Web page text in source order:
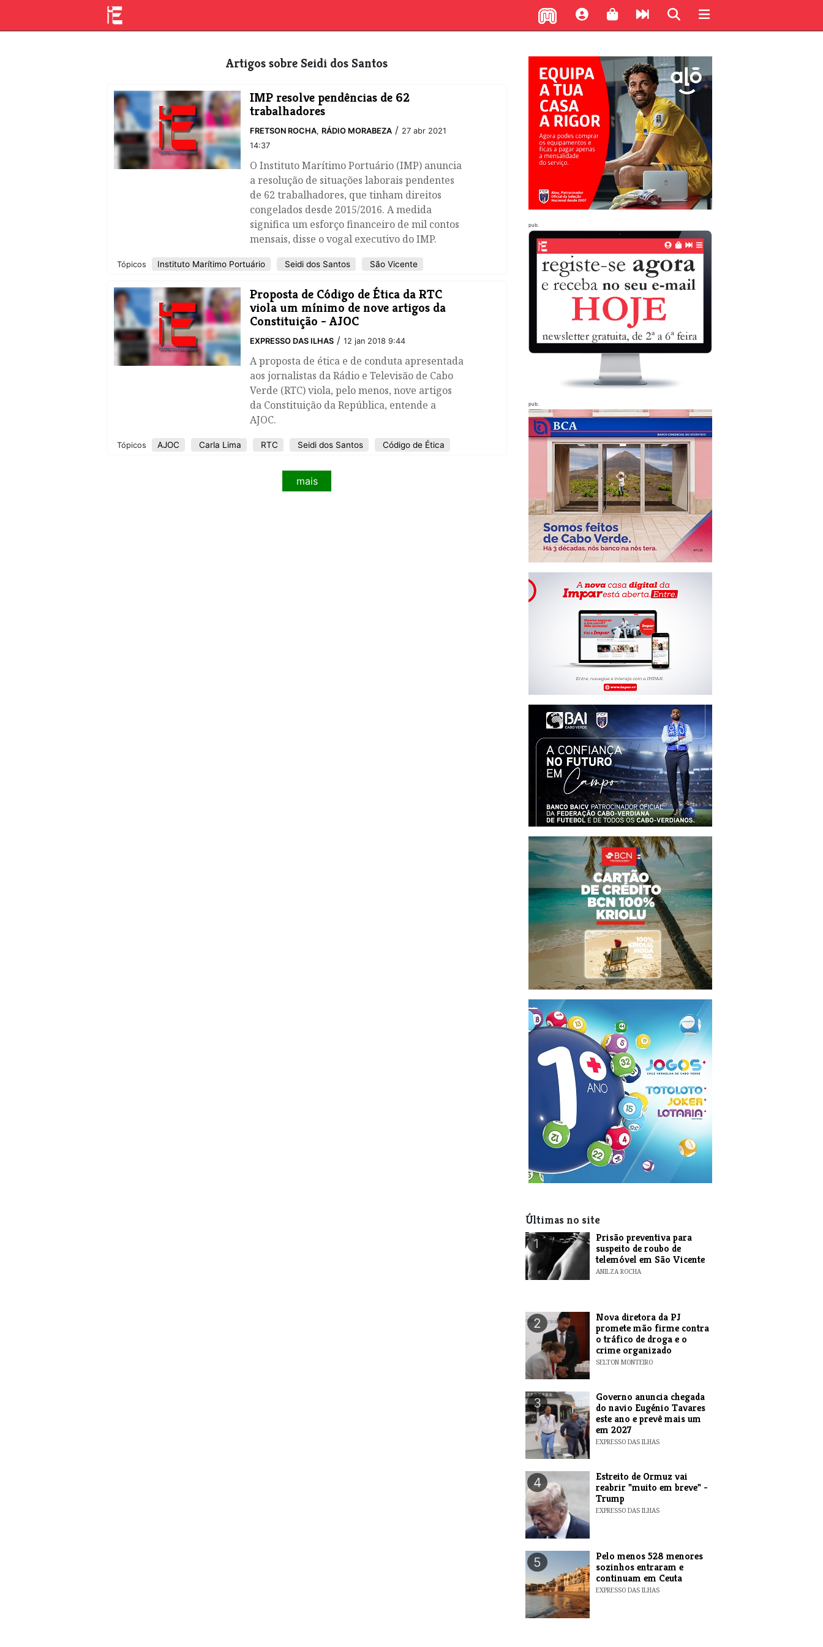
Artigos sobre Seidi dos Santos
​IMP resolve pendências de 62
trabalhadores
FRETSON ROCHA, RÁDIO MORABEZA / 27 abr 2021
14:37
O Instituto Marítimo Portuário (IMP) anuncia
a resolução de situações laborais pendentes
de 62 trabalhadores, que tinham direitos
congelados desde 2015/2016. A medida
significa um esforço financeiro de mil contos
mensais, disse o vogal executivo do IMP.
Tópicos Instituto Marítimo Portuário Seidi dos Santos São Vicente
Proposta de Código de Ética da RTC
viola um mínimo de nove artigos da
Constituição - AJOC
EXPRESSO DAS ILHAS / 12 jan 2018 9:44
A proposta de ética e de conduta apresentada
aos jornalistas da Rádio e Televisão de Cabo
Verde (RTC) viola, pelo menos, nove artigos
da Constituição da República, entende a
AJOC.
Tópicos AJOC Carla Lima RTC Seidi dos Santos Código de Ética
mais
pub.
pub.
Últimas no site
1
Prisão preventiva para
suspeito de roubo de
telemóvel em São Vicente
ANILZA ROCHA
2
Nova diretora da PJ
promete mão firme contra
o tráfico de droga e o
crime organizado
SELTON MONTEIRO
3
Governo anuncia chegada
do navio Eugénio Tavares
este ano e prevê mais um
em 2027
EXPRESSO DAS ILHAS
4
Estreito de Ormuz vai
reabrir "muito em breve" -
Trump
EXPRESSO DAS ILHAS
5
Pelo menos 528 menores
sozinhos entraram e
continuam em Ceuta
EXPRESSO DAS ILHAS